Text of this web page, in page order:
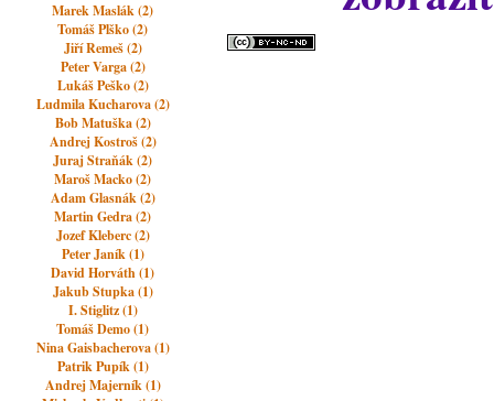
Marek Maslák (2)
Tomáš Plško (2)
Jiří Remeš (2)
Peter Varga (2)
Lukáš Peško (2)
Ludmila Kucharova (2)
Bob Matuška (2)
Andrej Kostroš (2)
Juraj Straňák (2)
Maroš Macko (2)
Adam Glasnák (2)
Martin Gedra (2)
Jozef Kleberc (2)
Peter Janík (1)
David Horváth (1)
Jakub Stupka (1)
I. Stiglitz (1)
Tomáš Demo (1)
Nina Gaisbacherova (1)
Patrik Pupík (1)
Andrej Majerník (1)